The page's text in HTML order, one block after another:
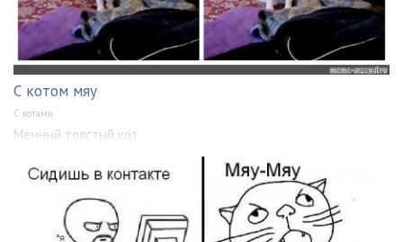
С котом мяу
С котами
Мемный толстый кот